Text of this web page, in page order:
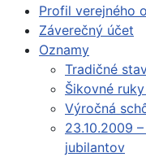
Profil verejného
Záverečný účet
Oznamy
Tradičné
Šikovné
Výročná
23.10.2009
jubilantov